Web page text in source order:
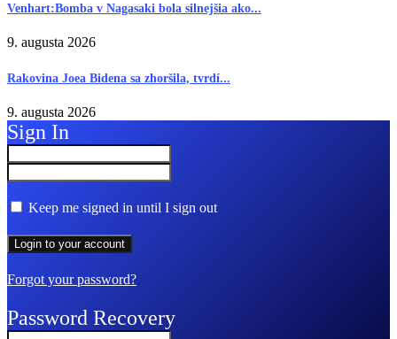
Venhart:Bomba v Nagasaki bola silnejšia ako...
9. augusta 2026
Rakovina Joea Bidena sa zhoršila, tvrdí...
9. augusta 2026
Sign In
Keep me signed in until I sign out
Forgot your password?
Password Recovery